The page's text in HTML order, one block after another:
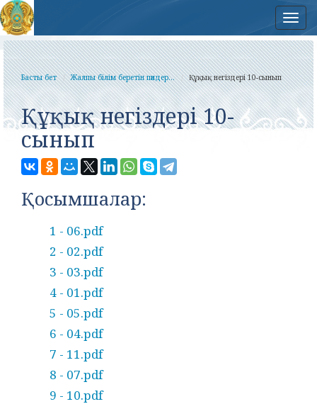
Басты бет Жалпы білім беретін пәндер... Құқық негіздері 10-сынып
Құқық негіздері 10-
сынып
Қосымшалар:
1 - 06.pdf
2 - 02.pdf
3 - 03.pdf
4 - 01.pdf
5 - 05.pdf
6 - 04.pdf
7 - 11.pdf
8 - 07.pdf
9 - 10.pdf